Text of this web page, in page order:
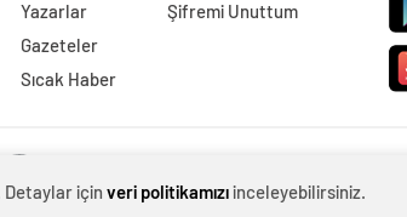
Yazarlar
Gazeteler
Sıcak Haber
Şifremi Unuttum
Detaylar için veri politikamızıinceleyebilirsiniz.